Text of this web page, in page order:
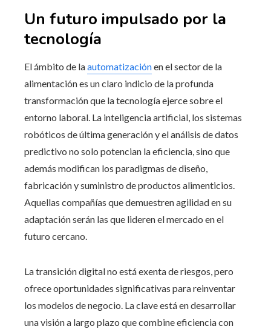
Un futuro impulsado por la
tecnología
El ámbito de laautomatizaciónen el sector de la
alimentación es un claro indicio de la profunda
transformación que la tecnología ejerce sobre el
entorno laboral. La inteligencia artificial, los sistemas
robóticos de última generación y el análisis de datos
predictivo no solo potencian la eficiencia, sino que
además modifican los paradigmas de diseño,
fabricación y suministro de productos alimenticios.
Aquellas compañías que demuestren agilidad en su
adaptación serán las que lideren el mercado en el
futuro cercano.
La transición digital no está exenta de riesgos, pero
ofrece oportunidades significativas para reinventar
los modelos de negocio. La clave está en desarrollar
una visión a largo plazo que combine eficiencia con